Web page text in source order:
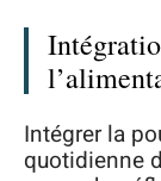
Intégrer la
quotidienne